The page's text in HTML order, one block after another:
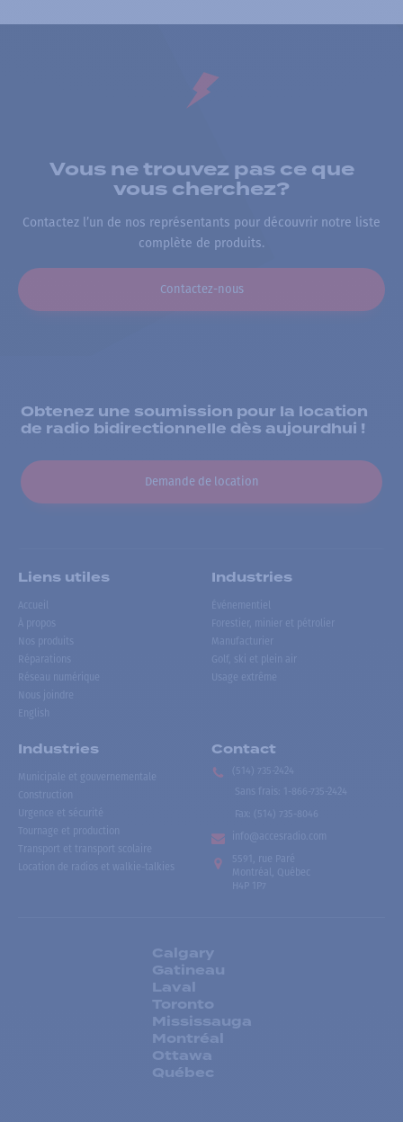
Vous ne trouvez pas ce que
vous cherchez?
Contactez l’un de nos représentants pour découvrir notre liste
complète de produits.
Contactez-nous
Obtenez une soumission pour la location
de radio bidirectionnelle dès aujourdhui !
Demande de location
Liens utiles
Accueil
À propos
Nos produits
Réparations
Réseau numérique
Nous joindre
English
Industries
Événementiel
Forestier, minier et pétrolier
Manufacturier
Golf, ski et plein air
Usage extrême
Industries
Municipale et gouvernementale
Construction
Urgence et sécurité
Tournage et production
Transport et transport scolaire
Location de radios et walkie-talkies
Contact
(514) 735-2424
Sans frais
1-866-735-2424
Fax:
(514) 735-8046
info@accesradio.com
5591, rue Paré
Montréal, Québec
H4P 1P7
Calgary
Gatineau
Laval
Toronto
Mississauga
Montréal
Ottawa
Québec